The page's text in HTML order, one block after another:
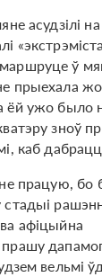
асудзілі на
ў
прыехала
ёй ужо было
зноў
каб
працую,
афіцыйна
вельмі